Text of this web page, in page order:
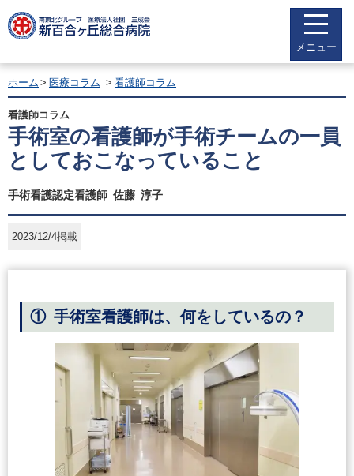
メニュー
ホーム 医療コラム 看護師コラム
看護師コラム
手術室の看護師が手術チームの一員
としておこなっていること
手術看護認定看護師 佐藤 淳子
2023/12/4掲載
① 手術室看護師は、何をしているの？